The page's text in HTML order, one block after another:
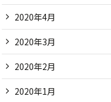
2020年4月
2020年3月
2020年2月
2020年1月